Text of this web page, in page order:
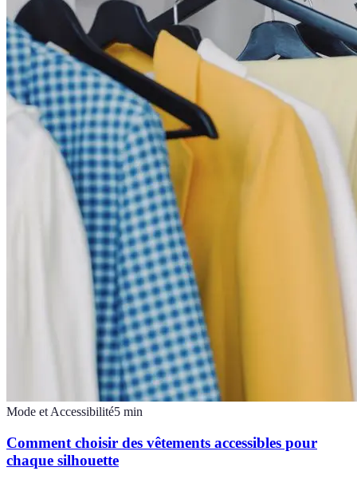
Mode et Accessibilité5 min
Comment choisir des vêtements accessibles pour
chaque silhouette